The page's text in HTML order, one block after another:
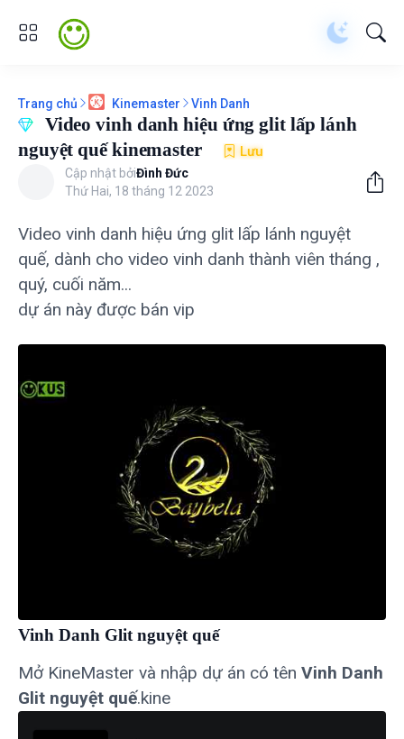
Trang chủ Kinemaster Vinh Danh
Video vinh danh hiệu ứng glit lấp lánh
nguyệt quế kinemaster
Lưu
Cập nhật bởiĐình Đức
Thứ Hai, 18 tháng 12 2023
Video vinh danh hiệu ứng glit lấp lánh nguyệt
quế, dành cho video vinh danh thành viên tháng ,
quý, cuối năm...
dự án này được bán vip
Vinh Danh Glit nguyệt quế
Mở KineMaster và nhập dự án có tên Vinh Danh
Glit nguyệt quế.kine